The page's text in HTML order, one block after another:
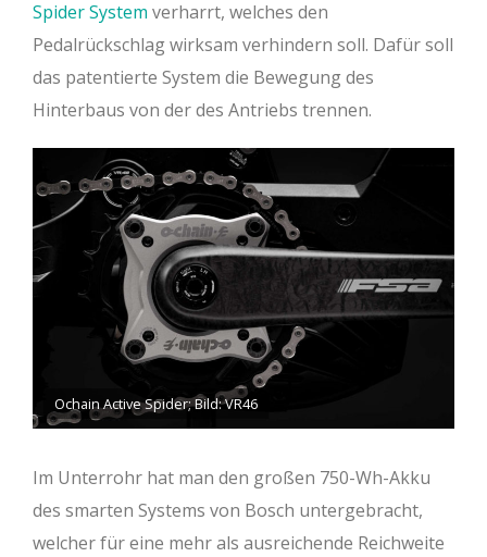
Spider System verharrt, welches den
Pedalrückschlag wirksam verhindern soll. Dafür soll
das patentierte System die Bewegung des
Hinterbaus von der des Antriebs trennen.
Ochain Active Spider; Bild: VR46
Im Unterrohr hat man den großen 750-Wh-Akku
des smarten Systems von Bosch untergebracht,
welcher für eine mehr als ausreichende Reichweite